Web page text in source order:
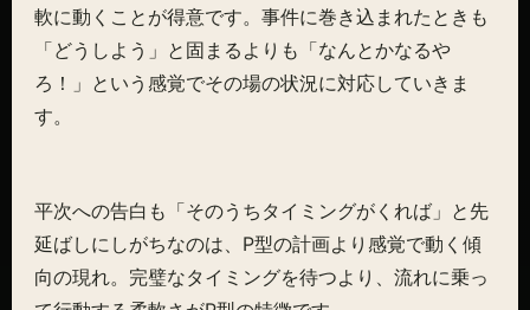
軟に動くことが得意です。事件に巻き込まれたときも
「どうしよう」と固まるよりも「なんとかなるや
ろ！」という感覚でその場の状況に対応していきま
す。
平次への告白も「そのうちタイミングがくれば」と先
延ばしにしがちなのは、P型の計画より感覚で動く傾
向の現れ。完璧なタイミングを待つより、流れに乗っ